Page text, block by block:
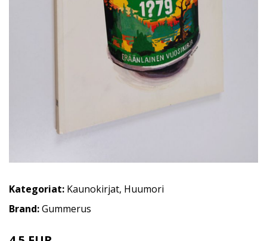
Kategoriat: Kaunokirjat, Huumori
Brand:Gummerus